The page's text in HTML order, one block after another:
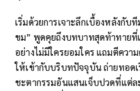
เริ่มด้วยการเจาะลึกเบื้องหลังกับ
ขม” พูดคุยถึงบทบาทสุดท้าทาย
อย่างไม่มีใครยอมใคร แถมตีควา
ให้เข้ากับบริบทปัจจุบัน ถ่ายทอดเ
ชะตากรรมอันแสนเจ็บปวดที่แต่ล